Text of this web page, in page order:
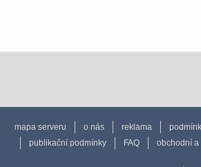
mapa serveru o nás reklama
publikační podmínky
FAQ obchodní a